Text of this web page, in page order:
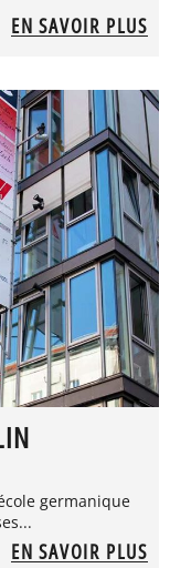
EN SAVOIR PLUS
germanique
EN SAVOIR PLUS